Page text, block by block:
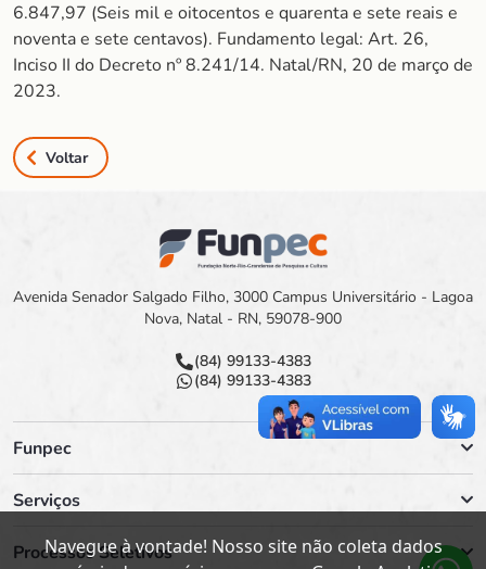
6.847,97 (Seis mil e oitocentos e quarenta e sete reais e
noventa e sete centavos). Fundamento legal: Art. 26,
Inciso II do Decreto nº 8.241/14. Natal/RN, 20 de março de
2023.
Voltar
Avenida Senador Salgado Filho, 3000 Campus Universitário - Lagoa
Nova, Natal - RN, 59078-900
(84) 99133-4383
(84) 99133-4383
Funpec
Serviços
Processos Seletivos
Navegue à vontade! Nosso site não coleta dados